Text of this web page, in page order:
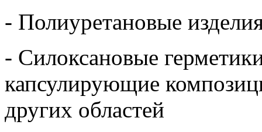
- Полиуретановые
- Силоксановые
капсулирующие
других областей